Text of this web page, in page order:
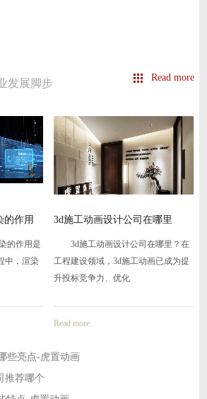
发展脚步 Read more
是
染
3d施工动画设计公司在哪里
3d施工动画设计公司在哪里？在
工程建设领域，3d施工动画已成为提
升投标竞争力、优化
Read more
置
三维
产品售
些亮点-虎置动画
推荐哪个